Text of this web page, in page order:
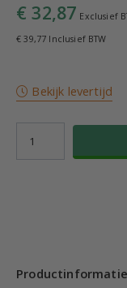
€ 32,87 Exclusief
€ 39,77 Inclusief BTW
Bekijk levertijd
Productinformatie